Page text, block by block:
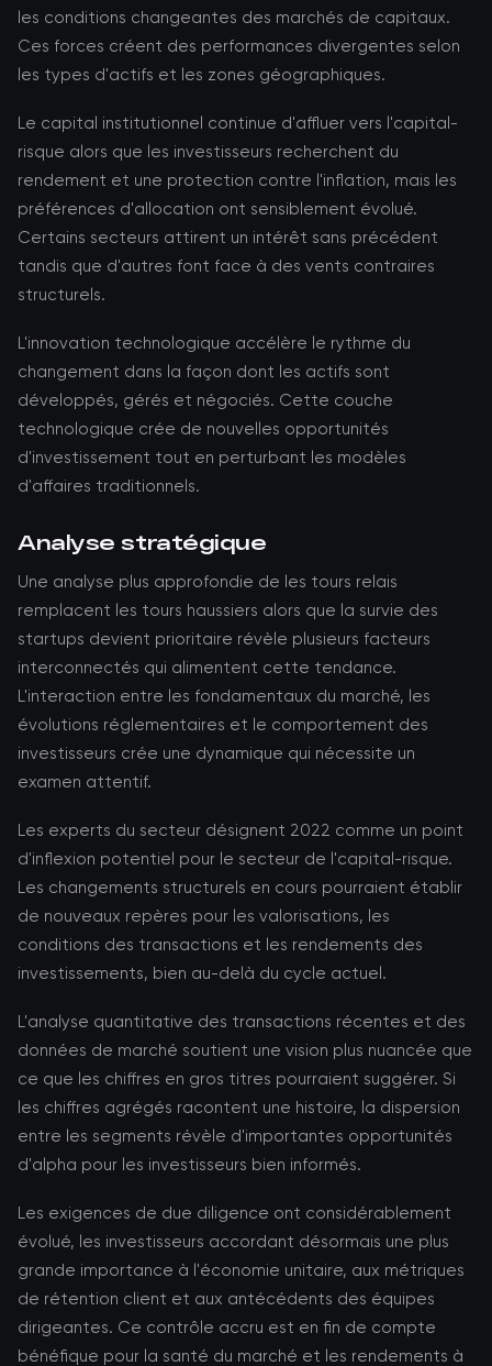
les conditions changeantes des marchés de capitaux.
Ces forces créent des performances divergentes selon
les types d'actifs et les zones géographiques.
Le capital institutionnel continue d'affluer vers l'capital-
risque alors que les investisseurs recherchent du
rendement et une protection contre l'inflation, mais les
préférences d'allocation ont sensiblement évolué.
Certains secteurs attirent un intérêt sans précédent
tandis que d'autres font face à des vents contraires
structurels.
L'innovation technologique accélère le rythme du
changement dans la façon dont les actifs sont
développés, gérés et négociés. Cette couche
technologique crée de nouvelles opportunités
d'investissement tout en perturbant les modèles
d'affaires traditionnels.
Analyse stratégique
Une analyse plus approfondie de les tours relais
remplacent les tours haussiers alors que la survie des
startups devient prioritaire révèle plusieurs facteurs
interconnectés qui alimentent cette tendance.
L'interaction entre les fondamentaux du marché, les
évolutions réglementaires et le comportement des
investisseurs crée une dynamique qui nécessite un
examen attentif.
Les experts du secteur désignent 2022 comme un point
d'inflexion potentiel pour le secteur de l'capital-risque.
Les changements structurels en cours pourraient établir
de nouveaux repères pour les valorisations, les
conditions des transactions et les rendements des
investissements, bien au-delà du cycle actuel.
L'analyse quantitative des transactions récentes et des
données de marché soutient une vision plus nuancée que
ce que les chiffres en gros titres pourraient suggérer. Si
les chiffres agrégés racontent une histoire, la dispersion
entre les segments révèle d'importantes opportunités
d'alpha pour les investisseurs bien informés.
Les exigences de due diligence ont considérablement
évolué, les investisseurs accordant désormais une plus
grande importance à l'économie unitaire, aux métriques
de rétention client et aux antécédents des équipes
dirigeantes. Ce contrôle accru est en fin de compte
bénéfique pour la santé du marché et les rendements à